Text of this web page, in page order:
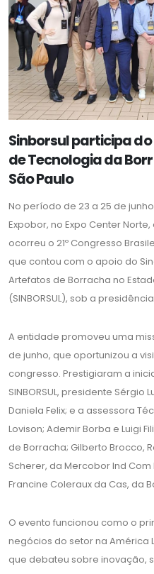
Sinborsul participa
de Tecnologia da
São Paulo
No período de 23 a 25 de
Expobor, no Expo Center
ocorreu o 21º Congresso
que contou com o apoio do
Artefatos de Borracha no
(SINBORSUL), sob a
A entidade promoveu uma
de junho, que oportunizou a
congresso. Prestigiaram a
SINBORSUL, presidente Sérgio
Daniela Felix; e a assessora
Lovison; Ademir Borba e Luigi
de Borracha; Gilberto Brocco,
Scherer, da Mercobor Ind
Francine Coleraux da Cas, da
O evento funcionou como o
negócios do setor na América
que debateu sobre inovação,